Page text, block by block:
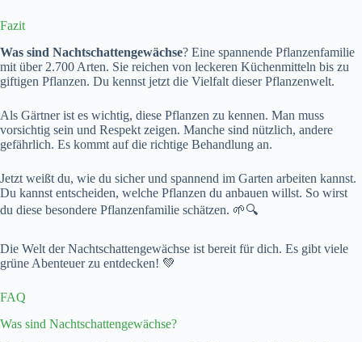
Fazit
Was sind Nachtschattengewächse? Eine spannende Pflanzenfamilie
mit über 2.700 Arten. Sie reichen von leckeren Küchenmitteln bis zu
giftigen Pflanzen. Du kennst jetzt die Vielfalt dieser Pflanzenwelt.
Als Gärtner ist es wichtig, diese Pflanzen zu kennen. Man muss
vorsichtig sein und Respekt zeigen. Manche sind nützlich, andere
gefährlich. Es kommt auf die richtige Behandlung an.
Jetzt weißt du, wie du sicher und spannend im Garten arbeiten kannst.
Du kannst entscheiden, welche Pflanzen du anbauen willst. So wirst
du diese besondere Pflanzenfamilie schätzen. 🌱🔍
Die Welt der Nachtschattengewächse ist bereit für dich. Es gibt viele
grüne Abenteuer zu entdecken! 💚
FAQ
Was sind Nachtschattengewächse?